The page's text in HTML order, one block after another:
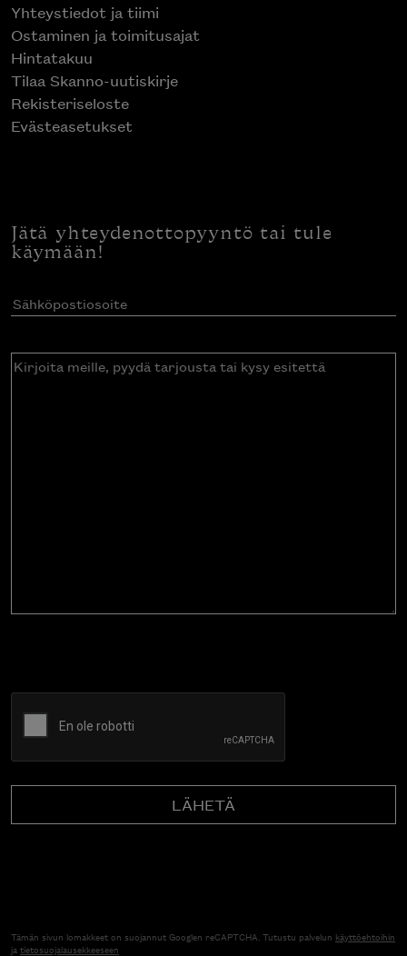
Yhteystiedot ja tiimi
Ostaminen ja toimitusajat
Hintatakuu
Tilaa Skanno-uutiskirje
Rekisteriseloste
Evästeasetukset
Jätä yhteydenottopyyntö tai tule
käymään!
Sähköpostiosoite(Pakollinen)
Kirjoita
Tämän sivun lomakkeet on suojannut Googlen reCAPTCHA. Tutustu palvelun käyttöehtoihin
jatietosuojalausekkeeseen